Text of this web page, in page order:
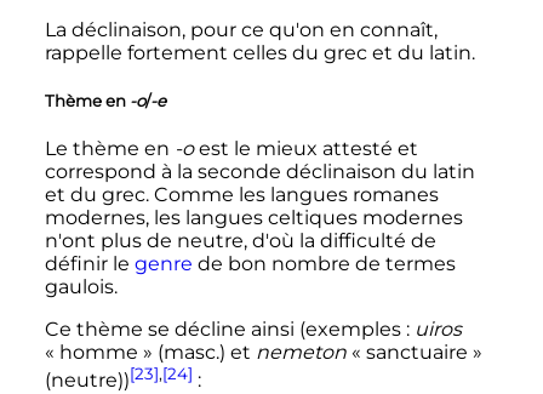
La déclinaison, pour ce qu'on en connaît,
rappelle fortement celles du grec et du latin.
Thème en -o/-e
Le thème en -oest le mieux attesté et
correspond à la seconde déclinaison du latin
et du grec. Comme les langues romanes
modernes, les langues celtiques modernes
n'ont plus de neutre, d'où la difficulté de
définir le genre de bon nombre de termes
gaulois.
Ce thème se décline ainsi (exemples : uiros
« homme » (masc.) et nemeton« sanctuaire »
(neutre))[23],[24] :